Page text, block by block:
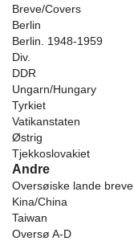
Breve/Covers
Berlin
Berlin. 1948-1959
Div.
DDR
Ungarn/Hungary
Tyrkiet
Vatikanstaten
Østrig
Tjekkoslovakiet
Andre
Oversøiske lande breve
Kina/China
Taiwan
Oversø A-D